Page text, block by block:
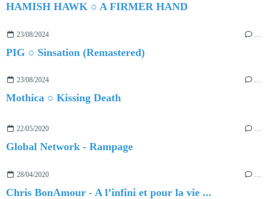
HAMISH HAWK ○ A FIRMER HAND
23/08/2024
PIG ○ Sinsation (Remastered)
23/08/2024 …
Mothica ○ Kissing Death
22/05/2020 …
Global Network - Rampage
28/04/2020
Chris BonAmour - A l’infini et pour la vie ...